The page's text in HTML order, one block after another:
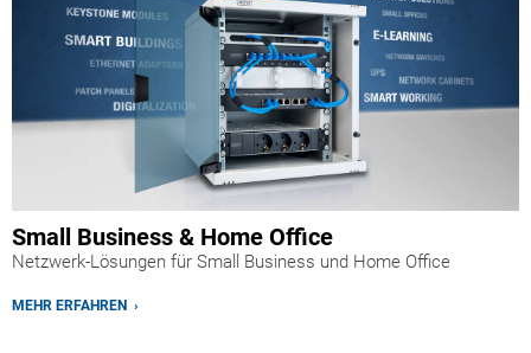
Small Business & Home Office
Netzwerk-Lösungen für Small Business und Home Office
MEHR ERFAHREN ›